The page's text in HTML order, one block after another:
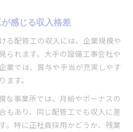
で収入を伸ばす秘訣
方が収入に与える影響
域密着で稼ぐためのコツ
を活かした収入アップ策
年収を増やすポイント
に収入変動を抑える方法
る際の収入安定化ポイント
感じる収入格差
る配管工の収入には、企業規模や
られます。大手の設備工事会社や
業では、賞与や手当が充実しやす
ます。
な事業所では、月給やボーナスの
もあり、同じ配管工でも収入に差
。特に正社員採用かどうか、残業